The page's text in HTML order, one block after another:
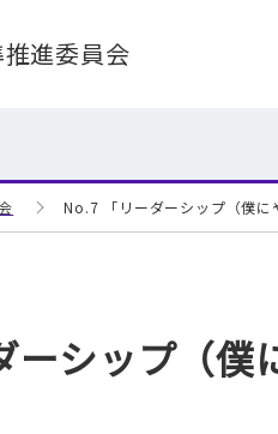
進委員会
No.7 「リーダーシップ（僕に
シップ（僕